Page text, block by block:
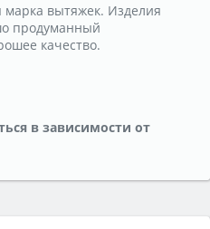
марка вытяжек. Изделия
продуманный
качество.
в зависимости от